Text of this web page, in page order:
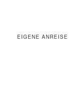
EIGENE ANREISE